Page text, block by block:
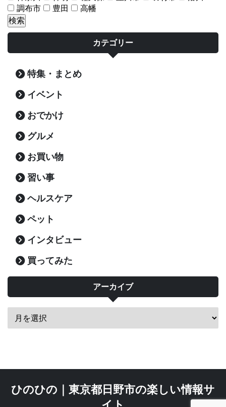
調布市
豊田 高幡
カテゴリー
特集・まとめ
イベント
おでかけ
グルメ
お買い物
習い事
ヘルスケア
ペット
インタビュー
買ってみた
アーカイブ
ひのひの｜東京都日野市の楽しい情報サ